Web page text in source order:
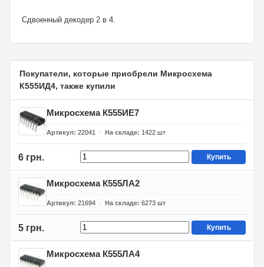
Сдвоенный декодер 2 в 4.
Покупатели, которые приобрели Микросхема
К555ИД4, также купили
Микросхема К555ИЕ7
Артикул 22041 На складе 1422 шт
6 грн. Купить
Микросхема К555ЛА2
Артикул 21694 На складе 6273 шт
5 грн. Купить
Микросхема К555ЛА4